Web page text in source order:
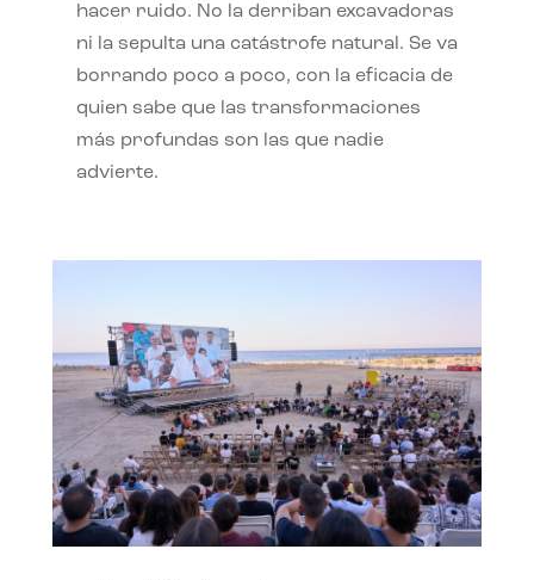
hacer ruido. No la derriban excavadoras
ni la sepulta una catástrofe natural. Se va
borrando poco a poco, con la eficacia de
quien sabe que las transformaciones
más profundas son las que nadie
advierte.